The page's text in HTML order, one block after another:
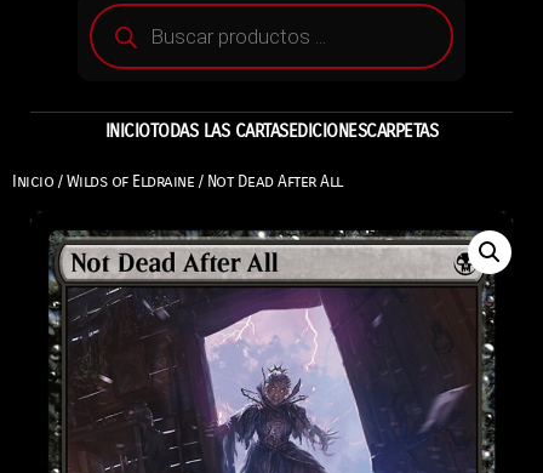
INICIOTODAS LAS CARTASEDICIONESCARPETAS
Inicio /Wilds of Eldraine / Not Dead After All